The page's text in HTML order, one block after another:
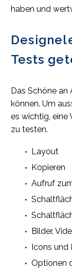
haben und
Tests
Das Schöne
können. Um
es wichtig, eine
zu testen.
Layout
Kopieren
Aufruf
Bilder,
Icons und
Optionen